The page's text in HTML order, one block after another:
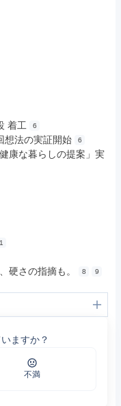
着工 6
想法の実証開始 6
康な暮らしの提案」実
硬さの指摘も。
8
9
ますか？
不満